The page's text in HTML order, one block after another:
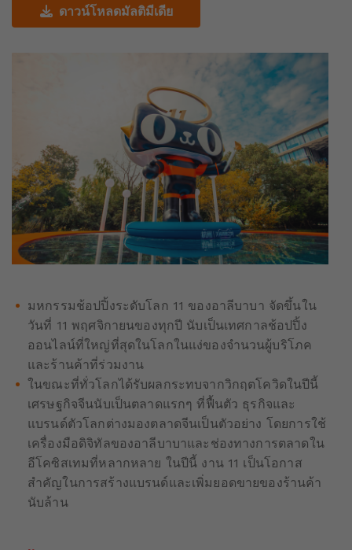
ดาวน์โหลดมัลติมีเดีย
มหกรรมช้อปปิ้งระดับโลก 11 ของอาลีบาบา จัดขึ้นใน
วันที่ 11 พฤศจิกายนของทุกปี นับเป็นเทศกาลช้อปปิ้ง
ออนไลน์ที่ใหญ่ที่สุดในโลกในแง่ของจำนวนผู้บริโภค
และร้านค้าที่ร่วมงาน
ในขณะที่ทั่วโลกได้รับผลกระทบจากวิกฤตโควิดในปีนี้
เศรษฐกิจจีนนับเป็นตลาดแรกๆ ที่ฟื้นตัว ธุรกิจและ
แบรนด์ตัวโลกต่างมองตลาดจีนเป็นตัวอย่าง โดยการใช้
เครื่องมือดิจิทัลของอาลีบาบาและช่องทางการตลาดใน
อีโคซิสเทมที่หลากหลาย ในปีนี้ งาน 11 เป็นโอกาส
สำคัญในการสร้างแบรนด์และเพิ่มยอดขายของร้านค้า
นับล้าน